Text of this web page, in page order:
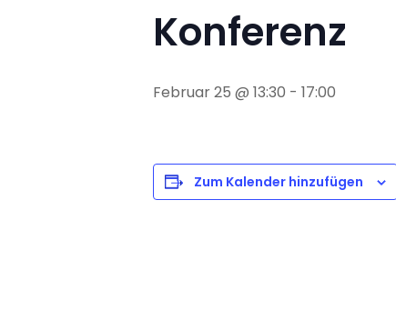
Konferenz
Februar 25 @ 13:30 - 17:00
Zum Kalender hinzufügen